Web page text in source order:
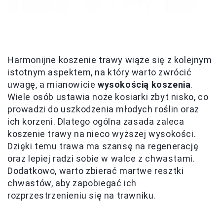
Harmonijne koszenie trawy wiąże się z kolejnym
istotnym aspektem, na który warto zwrócić
uwagę, a mianowiciewysokością koszenia.
Wiele osób ustawia noże kosiarki zbyt nisko, co
prowadzi do uszkodzenia młodych roślin oraz
ich korzeni. Dlatego ogólna zasada zaleca
koszenie trawy na nieco wyższej wysokości.
Dzięki temu trawa ma szansę na regenerację
oraz lepiej radzi sobie w walce z chwastami.
Dodatkowo, warto zbierać martwe resztki
chwastów, aby zapobiegać ich
rozprzestrzenieniu się na trawniku.